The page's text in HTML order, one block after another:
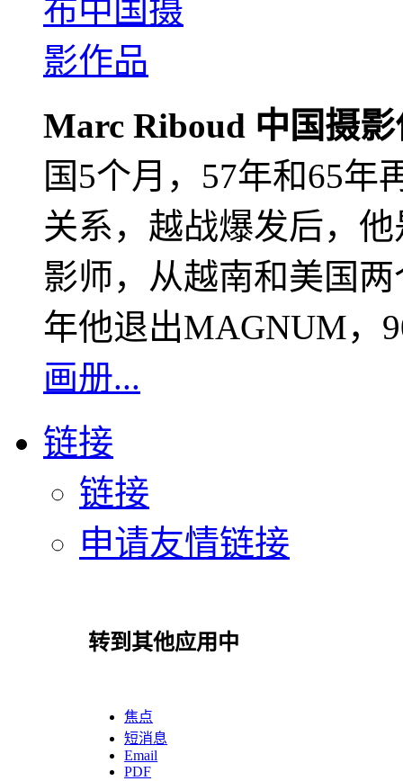
Marc Riboud 中国摄
国5个月，57年和65年
关系，越战爆发后，
影师，从越南和美国
年他退出MAGNUM，
画册...
链接
链接
申请友情链接
转到其他应用中
焦点
短消息
Email
PDF